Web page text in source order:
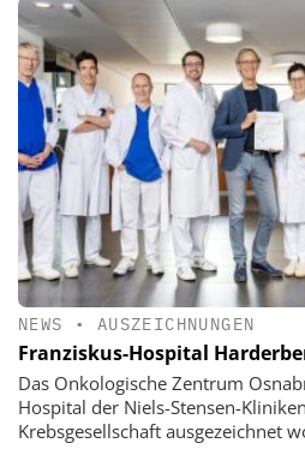
NEWS • AUSZEICHNUNGEN
Franziskus-Hospital
Das Onkologische Zentrum
Hospital der Niels-Stensen-
Krebsgesellschaft ausgezeichnet